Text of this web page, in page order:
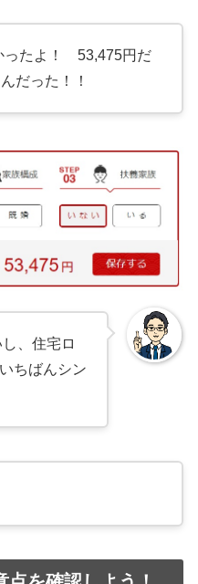
ったよ！ 53,475円だ
だった！！
、住宅ロ
ちばんシン